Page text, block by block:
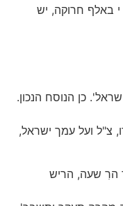
באלף חרוקה, יש
כן הנוסח הנכון.
צ"ל ועל עמך ישראל,
הרִ שעה, הריש